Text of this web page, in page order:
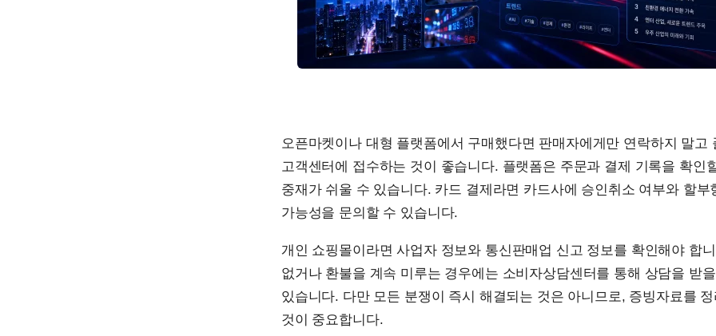
오픈마켓이나 대형 플랫폼에서 구매했다면 판매자에게만 연락하지 말고
고객센터에 접수하는 것이 좋습니다. 플랫폼은 주문과 결제 기록을 확인
중재가 쉬울 수 있습니다. 카드 결제라면 카드사에 승인취소 여부와 할부
가능성을 문의할 수 있습니다.
개인 쇼핑몰이라면 사업자 정보와 통신판매업 신고 정보를 확인해야 합
없거나 환불을 계속 미루는 경우에는 소비자상담센터를 통해 상담을 받
있습니다. 다만 모든 분쟁이 즉시 해결되는 것은 아니므로, 증빙자료를
것이 중요합니다.